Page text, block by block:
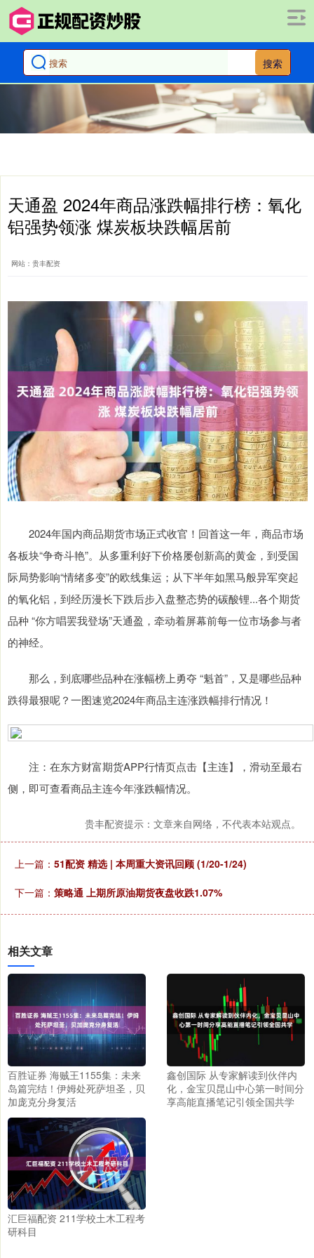
搜索
天通盈 2024年商品涨跌幅排行榜：氧化
铝强势领涨 煤炭板块跌幅居前
网站：贵丰配资
2024年国内商品期货市场正式收官！回首这一年，商品市场
各板块“争奇斗艳”。从多重利好下价格屡创新高的黄金，到受国
际局势影响“情绪多变”的欧线集运；从下半年如黑马般异军突起
的氧化铝，到经历漫长下跌后步入盘整态势的碳酸锂...各个期货
品种 “你方唱罢我登场”天通盈，牵动着屏幕前每一位市场参与者
的神经。
那么，到底哪些品种在涨幅榜上勇夺 “魁首”，又是哪些品种
跌得最狠呢？一图速览2024年商品主连涨跌幅排行情况！
注：在东方财富期货APP行情页点击【主连】，滑动至最右
侧，即可查看商品主连今年涨跌幅情况。
贵丰配资提示：文章来自网络，不代表本站观点。
上一篇： 51配资 精选 | 本周重大资讯回顾 (1/20-1/24)
下一篇： 策略通 上期所原油期货夜盘收跌1.07%
相关文章
百胜证券 海贼王1155集：未来
岛篇完结！伊姆处死萨坦圣，贝
加庞克分身复活
鑫创国际 从专家解读到伙伴内
化，金宝贝昆山中心第一时间分
享高能直播笔记引领全国共学
汇巨福配资 211学校土木工程考
研科目